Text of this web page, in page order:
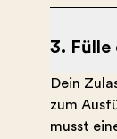
3. Fülle
Dein
zum
musst